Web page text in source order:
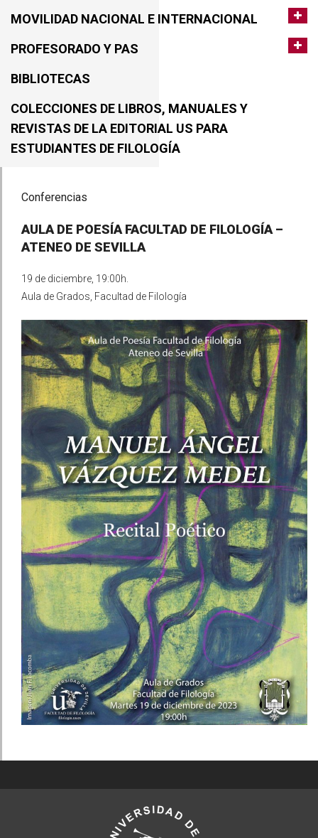
MOVILIDAD NACIONAL E INTERNACIONAL
PROFESORADO Y PAS
BIBLIOTECAS
COLECCIONES DE LIBROS, MANUALES Y
REVISTAS DE LA EDITORIAL US PARA
ESTUDIANTES DE FILOLOGÍA
Conferencias
AULA DE POESÍA FACULTAD DE FILOLOGÍA –
ATENEO DE SEVILLA
19 de diciembre, 19:00h.
Aula de Grados, Facultad de Filología